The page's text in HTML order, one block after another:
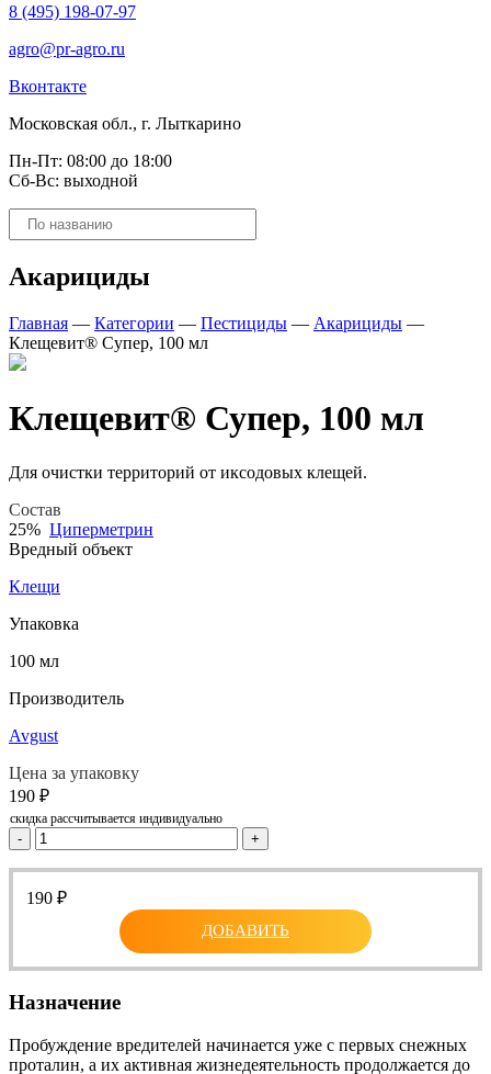
8 (495) 198-07-97
agro@pr-agro.ru
Вконтакте
Московская обл., г. Лыткарино
Пн-Пт: 08:00 до 18:00
Сб-Вс: выходной
Поиск
товаров
Акарициды
Главная — Категории — Пестициды — Акарициды —
Клещевит® Супер, 100 мл
Клещевит® Супер, 100 мл
Для очистки территорий от иксодовых клещей.
Состав
25% Циперметрин
Вредный объект
Клещи
Упаковка
100 мл
Производитель
Avgust
Цена за упаковку
190 ₽
скидка рассчитывается индивидуально
- +
190 ₽
ДОБАВИТЬ
Назначение
Пробуждение вредителей начинается уже с первых снежных
проталин, а их активная жизнедеятельность продолжается до